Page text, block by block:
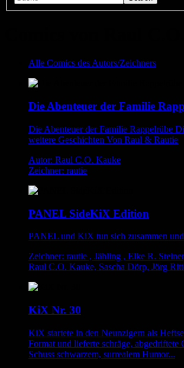
Alle Comics des Autors/Zeichners
Die Abenteuer der Familie
Die Abenteuer der Familie Rappelrübe
weitere Geschichten Von Raul & Rautie
Autor: Raul C.O. Kauke
Zeichner: rautie
PANEL SideKiX Edition
PANEL und KiX tun sich zusammen
Zeichner: rautie , Jähling , Elke R.
Raul C.O. Kauke, Sascha Dörp, Jörg
KiX Nr. 30
KiX startete in den Neunzigern als
Format und lieferte schräge, abgedriftete
Schuss schwarzem, surrealem Humor...